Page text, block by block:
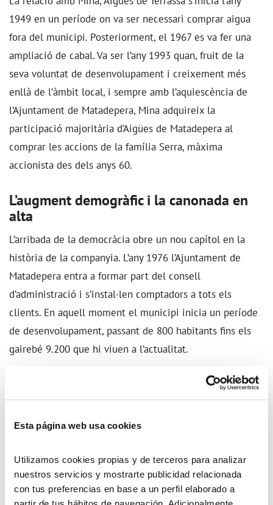
Esta página web usa cookies
Utilizamos cookies propias y de terceros para analizar
nuestros servicios y mostrarte publicidad relacionada
con tus preferencias en base a un perfil elaborado a
1949 en un període on va ser necessari comprar aigua
fora del municipi. Posteriorment, el 1967 es va fer una
ampliació de cabal. Va ser l’any 1993 quan, fruit de la
seva voluntat de desenvolupament i creixement més
enllà de l’àmbit local, i sempre amb l’aquiescència de
l’Ajuntament de Matadepera, Mina adquireix la
participació majoritària d’Aigües de Matadepera al
comprar les accions de la família Serra, màxima
accionista des dels anys 60.
L’augment demogràfic i la canonada en
alta
L’arribada de la democràcia obre un nou capítol en la
història de la companyia. L’any 1976 l’Ajuntament de
Matadepera entra a formar part del consell
d’administració i s’instal·len comptadors a tots els
clients. En aquell moment el municipi inicia un període
de desenvolupament, passant de 800 habitants fins els
gairebé 9.200 que hi viuen a l’actualitat.
L’any 1994 destaca per la compra per part d’Aigües de
Terrassa de les instal·lacions del Girbau per abastir
algunes urbanitzacions de Matadepera i per la concessió
amb la unificació de la gestió i les tarifes en tot el
municipi i la dotació d’un capdavanter sistema de
telecontrol. Un any després, el 1995, l’Ajuntament de